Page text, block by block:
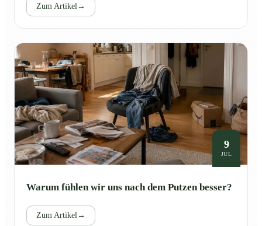
Zum Artikel →
9
JUL
Warum fühlen wir uns nach dem Putzen besser?
Zum Artikel →